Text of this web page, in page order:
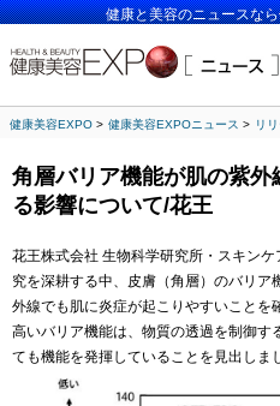
健康と美容のニュースな
健康美容EXPO 健康美容EXPOニュース リ
角層バリア機能が肌の紫外
る影響について/花王
花王株式会社 生物科学研究所・スキン
究を深耕する中、皮膚（角層）のバリ
外線でも肌に炎症が起こりやすいことを
高いバリア機能は、物質の透過を制御す
ても機能を発揮していることを見出しま